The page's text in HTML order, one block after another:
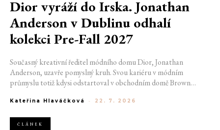
Dior vyráží do Irska. Jonathan
Anderson v Dublinu odhalí
kolekci Pre-Fall 2027
Současný kreativní ředitel módního domu Dior, Jonathan
Anderson, uzavře pomyslný kruh. Svou kariéru v módním
průmyslu totiž kdysi odstartoval v obchodním domě Brown
jedné z největších luxusních značek světa. V prosinci totiž v
Fall 2027.
Kateřina Hlaváčková - 22. 7. 2026
ČLÁNEK